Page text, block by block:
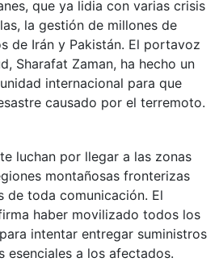
que ya lidia con varias crisis
la gestión de millones de
​​de Irán y Pakistán. El portavoz
Sharafat Zaman, ha hecho un
internacional para que
causado por el terremoto.
luchan por llegar a las zonas
montañosas fronterizas
de toda comunicación. El
haber movilizado todos los
intentar entregar suministros
a los afectados.